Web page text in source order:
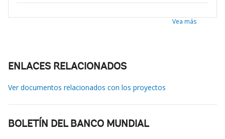
Vea más
ENLACES RELACIONADOS
Ver documentos relacionados con los proyectos
BOLETÍN DEL BANCO MUNDIAL